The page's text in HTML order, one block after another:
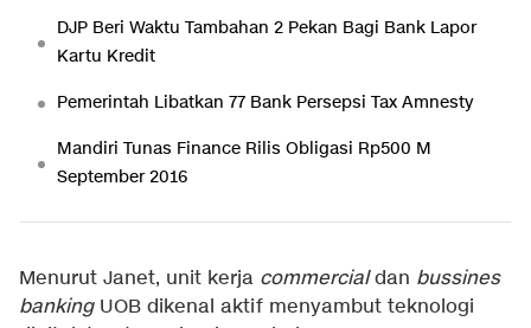
DJP Beri Waktu Tambahan 2 Pekan Bagi Bank Lapor
Kartu Kredit
Pemerintah Libatkan 77 Bank Persepsi Tax Amnesty
Mandiri Tunas Finance Rilis Obligasi Rp500 M
September 2016
Menurut Janet, unit kerja commercialdan bussines
bankingUOB dikenal aktif menyambut teknologi